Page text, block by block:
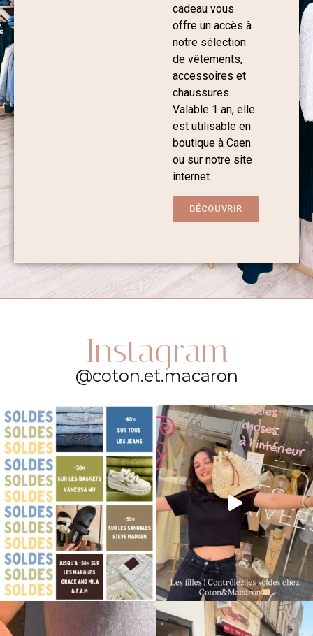
cadeau vous
offre un accès à
notre sélection
de vêtements,
accessoires et
chaussures.
Valable 1 an, elle
est utilisable en
boutique à Caen
ou sur notre site
internet.
DÉCOUVRIR
Instagram
@coton.et.macaron